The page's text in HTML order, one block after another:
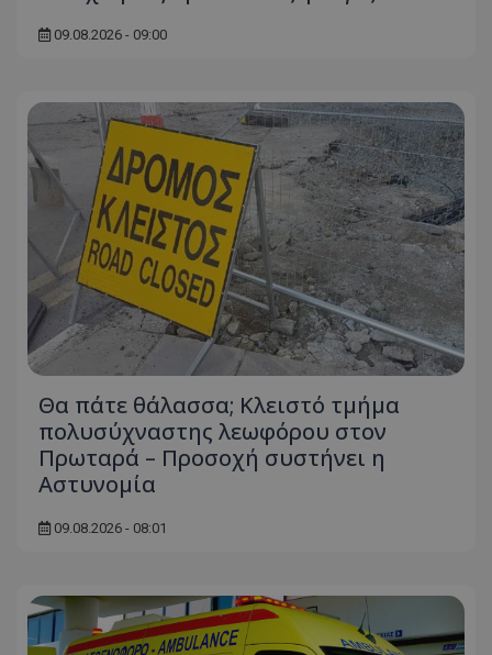
09.08.2026 - 09:00
Θα πάτε θάλασσα; Κλειστό τμήμα
πολυσύχναστης λεωφόρου στον
Πρωταρά – Προσοχή συστήνει η
Αστυνομία
09.08.2026 - 08:01